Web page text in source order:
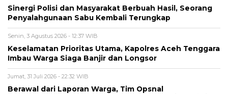
Sinergi Polisi dan Masyarakat Berbuah Hasil, Seorang
Penyalahgunaan Sabu Kembali Terungkap
Senin, 3 Agustus 2026 - 12:37 WIB
Keselamatan Prioritas Utama, Kapolres Aceh Tenggara
Imbau Warga Siaga Banjir dan Longsor
Jumat, 31 Juli 2026 - 22:32 WIB
Berawal dari Laporan Warga, Tim Opsnal